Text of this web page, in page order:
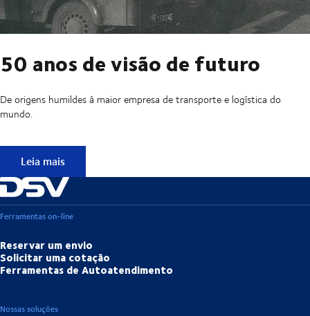
50 anos de visão de futuro
De origens humildes à maior empresa de transporte e logística do
mundo.
50 anos de visão de futuro
Leia mais
Ferramentas on-line
Reservar um envio
Solicitar uma cotação
Ferramentas de Autoatendimento
Nossas soluções